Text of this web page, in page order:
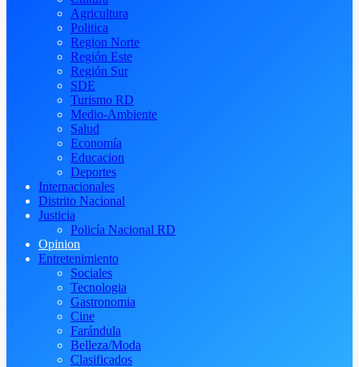
Agricultura
Politica
Region Norte
Región Este
Región Sur
SDE
Turismo RD
Medio-Ambiente
Salud
Economía
Educacion
Deportes
Internacionales
Distrito Nacional
Justicia
Policía Nacional RD
Opinion
Entretenimiento
Sociales
Tecnologia
Gastronomia
Cine
Farándula
Belleza/Moda
Clasificados